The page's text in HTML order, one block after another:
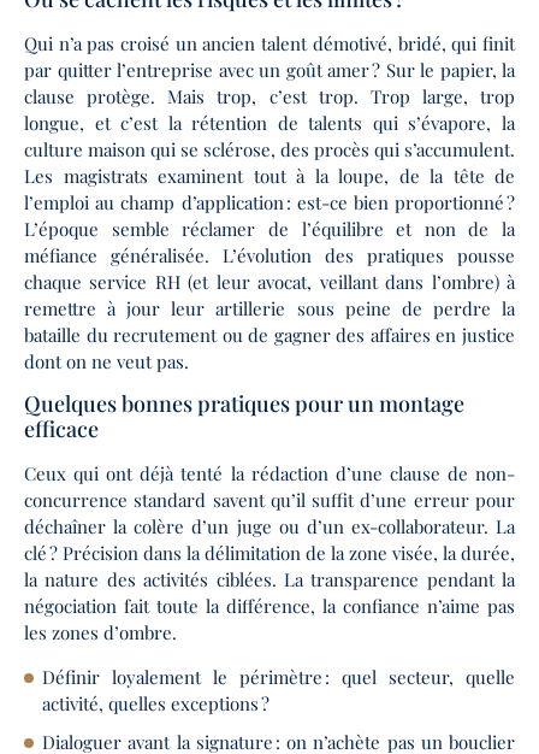
Qui n’a pas croisé un ancien talent démotivé, bridé, qui finit
par quitter l’entreprise avec un goût amer ? Sur le papier, la
clause protège. Mais trop, c’est trop. Trop large, trop
longue, et c’est la rétention de talents qui s’évapore, la
culture maison qui se sclérose, des procès qui s’accumulent.
Les magistrats examinent tout à la loupe, de la tête de
l’emploi au champ d’application : est-ce bien proportionné ?
L’époque semble réclamer de l’équilibre et non de la
méfiance généralisée. L’évolution des pratiques pousse
chaque service RH (et leur avocat, veillant dans l’ombre) à
remettre à jour leur artillerie sous peine de perdre la
bataille du recrutement ou de gagner des affaires en justice
dont on ne veut pas.
Quelques bonnes pratiques pour un montage
efficace
Ceux qui ont déjà tenté la rédaction d’une clause de non-
concurrence standard savent qu’il suffit d’une erreur pour
déchaîner la colère d’un juge ou d’un ex-collaborateur. La
clé ? Précision dans la délimitation de la zone visée, la durée,
la nature des activités ciblées. La transparence pendant la
négociation fait toute la différence, la confiance n’aime pas
les zones d’ombre.
Définir loyalement le périmètre : quel secteur, quelle
activité, quelles exceptions ?
Dialoguer avant la signature : on n’achète pas un bouclier